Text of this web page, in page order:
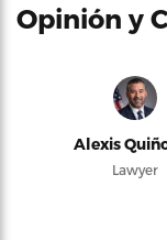
Opinión y
Alexis
Lawyer